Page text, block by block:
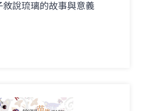
敘說琉璃的故事與意義